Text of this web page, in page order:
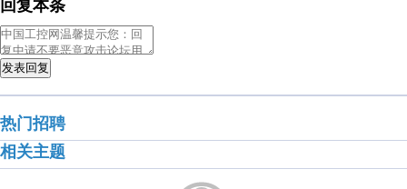
回复本条
发表回复
热门招聘
相关主题